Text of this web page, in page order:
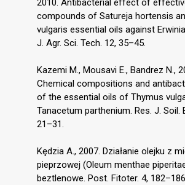
2010. Antibacterial effect of
compounds of Satureja hortensis
vulgaris essential oils against
J. Agr. Sci. Tech. 12, 35–45.
Kazemi M., Mousavi E., Bandrez N.,
Chemical compositions and
of the essential oils of Thymus
Tanacetum parthenium. Res. J. Soil.
21–31.
Kędzia A., 2007. Działanie olejku z
pieprzowej (Oleum menthae
beztlenowe. Post. Fitoter. 4,